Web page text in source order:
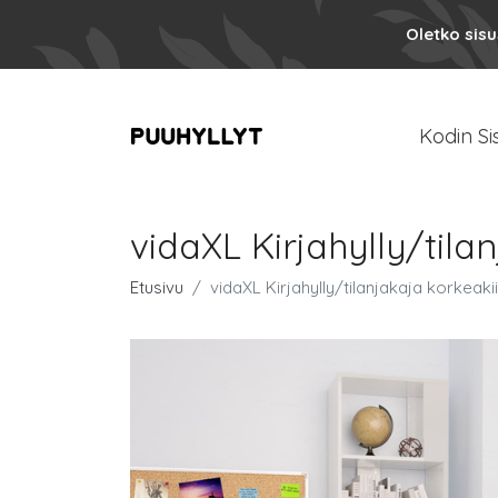
Oletko
Kodin
vidaXL Kirjahylly/
Etusivu vidaXL Kirjahylly/tilanjakaja